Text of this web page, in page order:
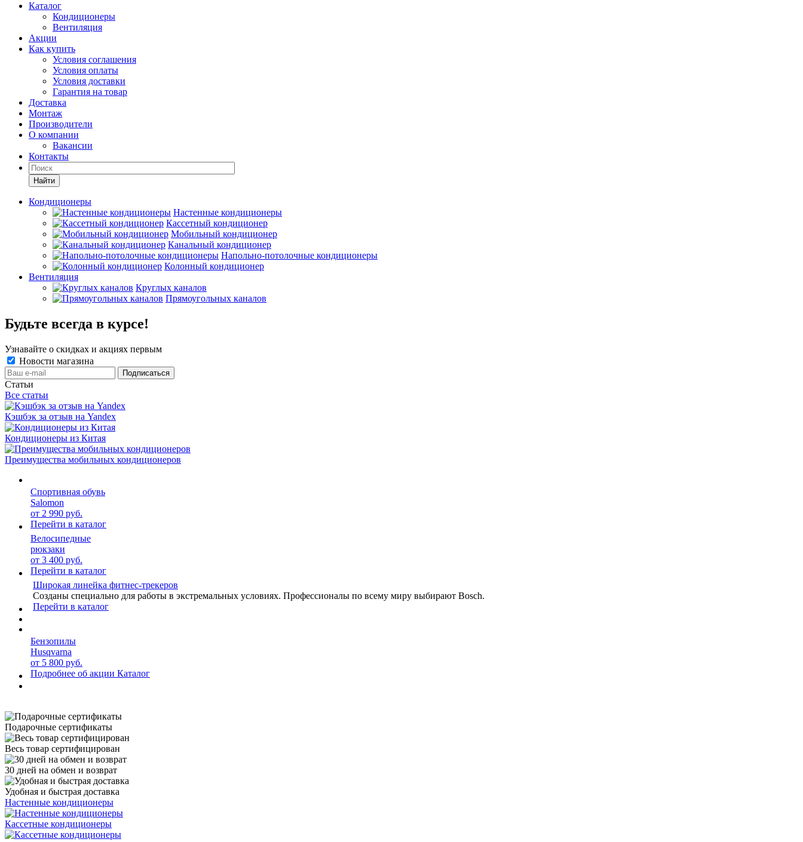
Каталог
Кондиционеры
Вентиляция
Акции
Как купить
Условия соглашения
Условия оплаты
Условия доставки
Гарантия на товар
Доставка
Монтаж
Производители
О компании
Вакансии
Контакты
Кондиционеры
Настенные кондиционеры
Кассетный кондиционер
Мобильный кондиционер
Канальный кондиционер
Напольно-потолочные кондиционеры
Колонный кондиционер
Вентиляция
Круглых каналов
Прямоугольных каналов
Будьте всегда в курсе!
Узнавайте о скидках и акциях первым
Новости магазина
Статьи
Все статьи
Кэшбэк за отзыв на Yandex
Кондиционеры из Китая
Преимущества мобильных кондиционеров
Спортивная обувь
Salomon
от 2 990 руб.
Перейти в каталог
Велосипедные
рюкзаки
от 3 400 руб.
Перейти в каталог
Широкая линейка фитнес-трекеров
Созданы специально для работы в экстремальных условиях. Профессионалы по всему миру выбирают Bosch.
Перейти в каталог
Бензопилы
Husqvarna
от 5 800 руб.
Подробнее об акции Каталог
Подарочные сертификаты
Весь товар сертифицирован
30 дней на обмен и возврат
Удобная и быстрая доставка
Настенные кондиционеры
Кассетные кондиционеры